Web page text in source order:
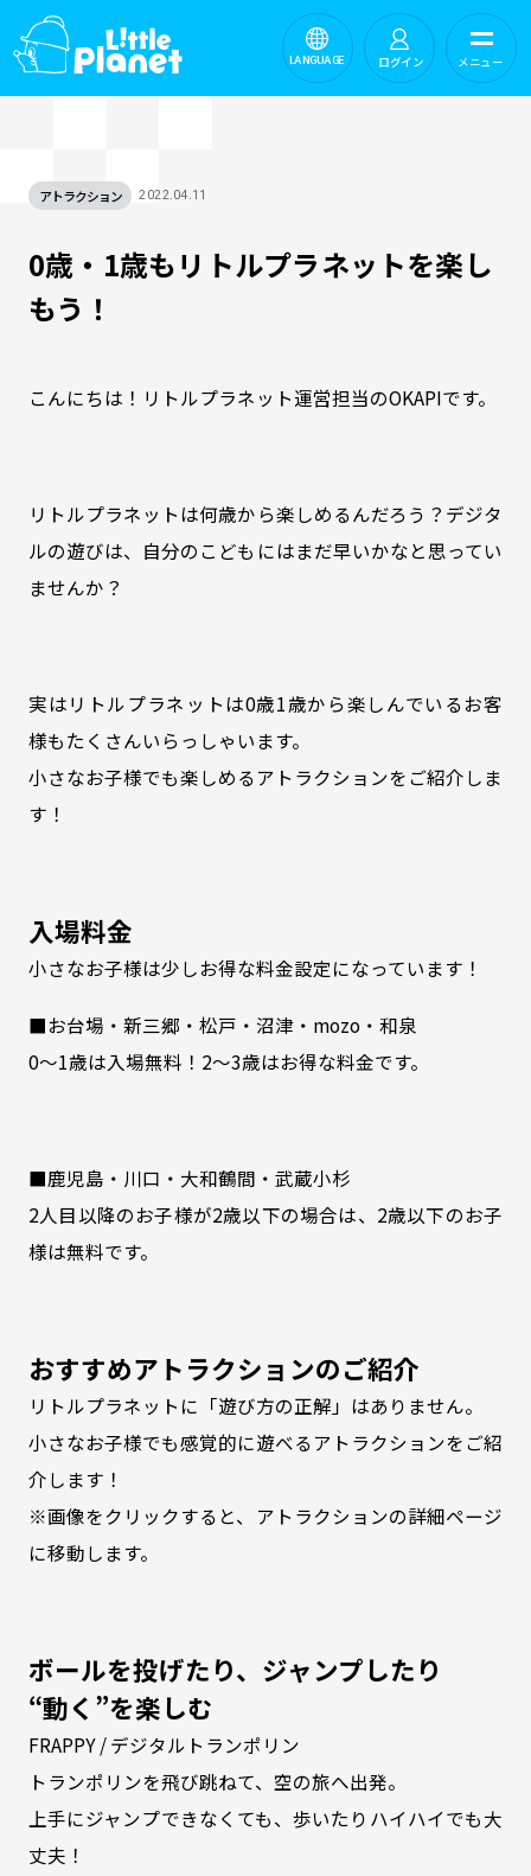
ログイン
LANGUAGE メニュー
アトラクション 2022.04.11
0歳・1歳もリトルプラネットを楽し
もう！
こんにちは！リトルプラネット運営担当のOKAPIです。
リトルプラネットは何歳から楽しめるんだろう？デジタ
ルの遊びは、自分のこどもにはまだ早いかなと思ってい
ませんか？
実はリトルプラネットは0歳1歳から楽しんでいるお客
様もたくさんいらっしゃいます。
小さなお子様でも楽しめるアトラクションをご紹介しま
す！
入場料金
小さなお子様は少しお得な料金設定になっています！
■お台場・新三郷・松戸・沼津・mozo・和泉
0～1歳は入場無料！2～3歳はお得な料金です。
■鹿児島・川口・大和鶴間・武蔵小杉
2人目以降のお子様が2歳以下の場合は、2歳以下のお子
様は無料です。
おすすめアトラクションのご紹介
リトルプラネットに「遊び方の正解」はありません。
小さなお子様でも感覚的に遊べるアトラクションをご紹
介します！
※画像をクリックすると、アトラクションの詳細ページ
に移動します。
ボールを投げたり、ジャンプしたり
“動く”を楽しむ
FRAPPY / デジタルトランポリン
トランポリンを飛び跳ねて、空の旅へ出発。
上手にジャンプできなくても、歩いたりハイハイでも大
丈夫！